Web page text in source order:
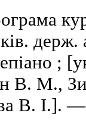
;
В. М.,
В.